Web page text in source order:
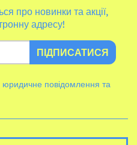
про новинки та акції,
адресу!
ПІДПИСАТИСЯ
повідомлення та